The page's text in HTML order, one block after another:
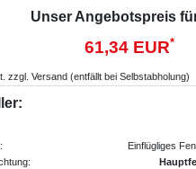
Unser Angebotspreis
61,34 EUR*
zzgl. Versand (entfällt bei Selbstabholung)
Einflügliges